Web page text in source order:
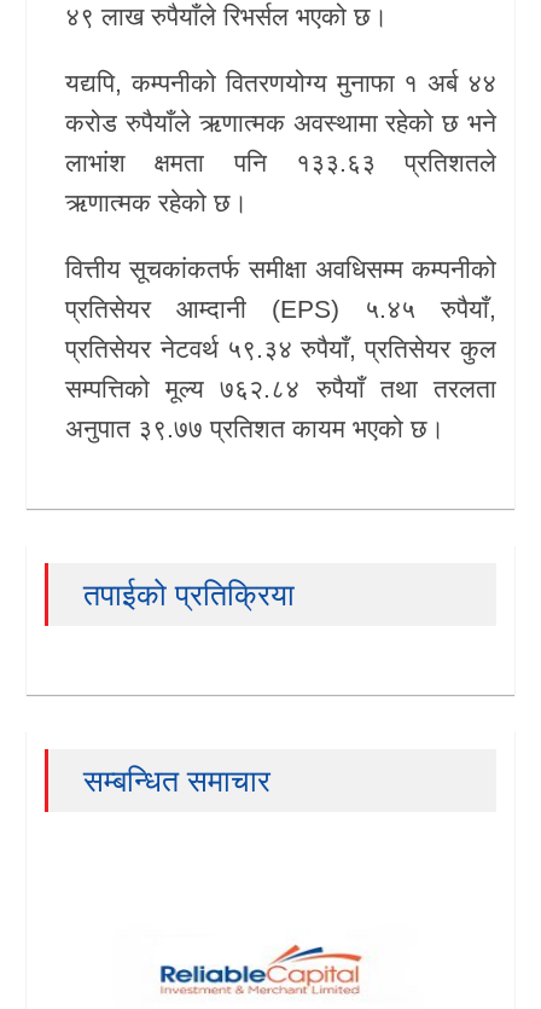
४९ लाख रुपैयाँले रिभर्सल भएको छ।
यद्यपि, कम्पनीको वितरणयोग्य मुनाफा १ अर्ब ४४
करोड रुपैयाँले ऋणात्मक अवस्थामा रहेको छ भने
लाभांश क्षमता पनि १३३.६३ प्रतिशतले
ऋणात्मक रहेको छ।
वित्तीय सूचकांकतर्फ समीक्षा अवधिसम्म कम्पनीको
प्रतिसेयर आम्दानी (EPS) ५.४५ रुपैयाँ,
प्रतिसेयर नेटवर्थ ५९.३४ रुपैयाँ, प्रतिसेयर कुल
सम्पत्तिको मूल्य ७६२.८४ रुपैयाँ तथा तरलता
अनुपात ३९.७७ प्रतिशत कायम भएको छ।
तपाईको प्रतिक्रिया
सम्बन्धित समाचार